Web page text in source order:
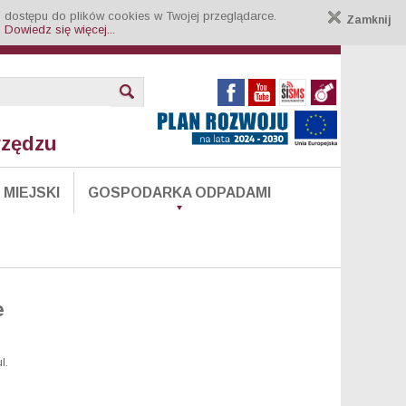
do plików cookies w Twojej przeglądarce. Zamknij
Dowiedz się więcej...
MIEJSKI GOSPODARKA ODPADAMI